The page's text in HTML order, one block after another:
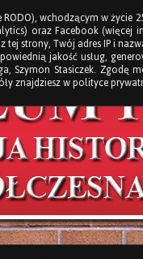
wchodzącym w
oraz Facebook
strony, Twój adres IP i
jakość usług,
Szymon Stasiczek. Zgodę
znajdziesz w polityce